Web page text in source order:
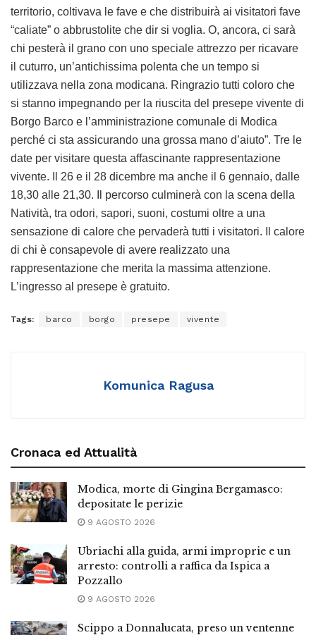
territorio, coltivava le fave e che distribuirà ai visitatori fave
“caliate” o abbrustolite che dir si voglia. O, ancora, ci sarà
chi pesterà il grano con uno speciale attrezzo per ricavare
il cuturro, un’antichissima polenta che un tempo si
utilizzava nella zona modicana. Ringrazio tutti coloro che
si stanno impegnando per la riuscita del presepe vivente di
Borgo Barco e l’amministrazione comunale di Modica
perché ci sta assicurando una grossa mano d’aiuto”. Tre le
date per visitare questa affascinante rappresentazione
vivente. Il 26 e il 28 dicembre ma anche il 6 gennaio, dalle
18,30 alle 21,30. Il percorso culminerà con la scena della
Natività, tra odori, sapori, suoni, costumi oltre a una
sensazione di calore che pervaderà tutti i visitatori. Il calore
di chi è consapevole di avere realizzato una
rappresentazione che merita la massima attenzione.
L’ingresso al presepe è gratuito.
Tags: barco borgo presepe vivente
Komunica Ragusa
Cronaca ed Attualità
Modica, morte di Gingina Bergamasco:
depositate le perizie
9 AGOSTO 2026
Ubriachi alla guida, armi improprie e un
arresto: controlli a raffica da Ispica a
Pozzallo
9 AGOSTO 2026
Scippo a Donnalucata, preso un ventenne